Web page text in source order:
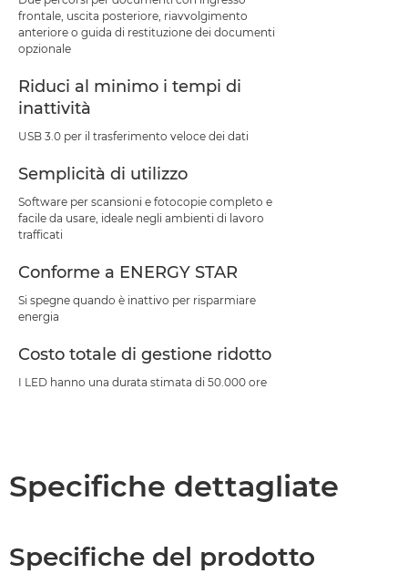
frontale, uscita posteriore, riavvolgimento
anteriore o guida di restituzione dei documenti
opzionale
Riduci al minimo i tempi di
inattività
USB 3.0 per il trasferimento veloce dei dati
Semplicità di utilizzo
Software per scansioni e fotocopie completo e
facile da usare, ideale negli ambienti di lavoro
trafficati
Conforme a ENERGY STAR
Si spegne quando è inattivo per risparmiare
energia
Costo totale di gestione ridotto
I LED hanno una durata stimata di 50.000 ore
Specifiche dettagliate
Specifiche del prodotto